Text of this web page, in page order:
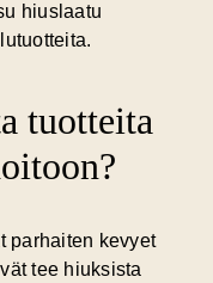
hiuslaatu
tuotteita
parhaiten kevyet
tee hiuksista